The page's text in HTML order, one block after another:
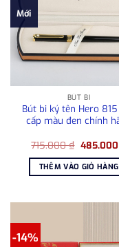
Mới
BÚT BI
Bút bi ký tên Hero
cấp màu đen chính
715.000₫ Giá
là:
715.000 ₫.
485.000
THÊM VÀO GIỎ HÀNG
-14%